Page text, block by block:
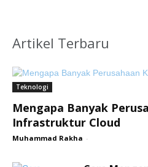
Artikel Terbaru
Teknologi
Mengapa Banyak
Infrastruktur Cloud
Muhammad Rakha -